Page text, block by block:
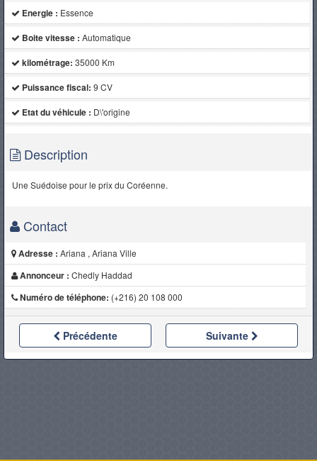
Energie : Essence
Boite vitesse : Automatique
kilométrage: 35000 Km
Puissance fiscal: 9 CV
Etat du véhicule : D\'origine
Description
Une Suédoise pour le prix du Coréenne.
Contact
Adresse : Ariana , Ariana Ville
Annonceur : Chedly Haddad
Numéro de téléphone: (+216) 20 108 000
Précédente Suivante